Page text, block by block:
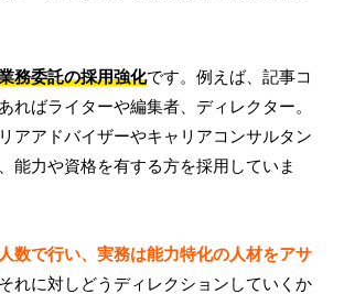
務委託の採用強化です。例えば、記事コ
ればライターや編集者、ディレクター。
アアドバイザーやキャリアコンサルタン
能力や資格を有する方を採用していま
数で行い、実務は能力特化の人材をアサ
それに対しどうディレクションしていくか